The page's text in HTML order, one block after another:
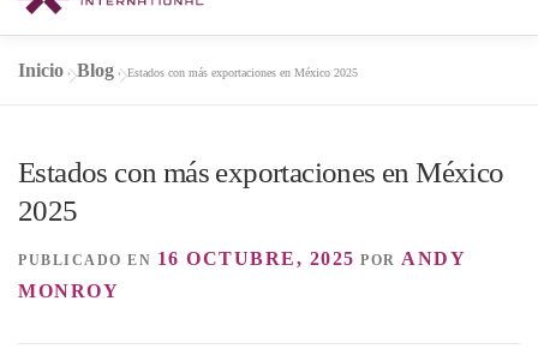
Inicio Nosotros Unidades De Negocio
Blog Contacto
Inicio »Blog »Estados con más exportaciones en México 2025
Estados con más exportaciones en México
2025
PUBLICADO EN 16 OCTUBRE, 2025 POR ANDY
MONROY